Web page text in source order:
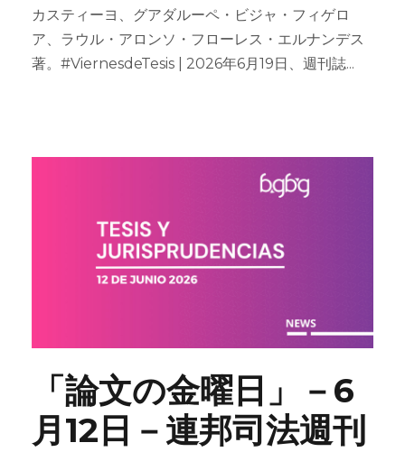
カスティーヨ、グアダルーペ・ビジャ・フィゲロ
ア、ラウル・アロンソ・フローレス・エルナンデス
著。#ViernesdeTesis | 2026年6月19日、週刊誌...
「論文の金曜日」－6
月12日－連邦司法週刊